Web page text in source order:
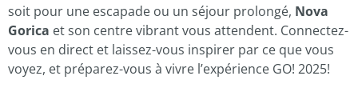
soit pour une escapade ou un séjour prolongé, Nova
Gorica et son centre vibrant vous attendent. Connectez-
vous en direct et laissez-vous inspirer par ce que vous
voyez, et préparez-vous à vivre l’expérience GO! 2025!